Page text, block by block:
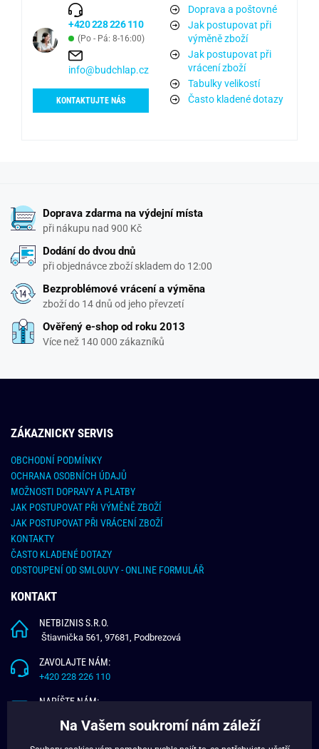
+420 228 226 110
(Po - Pá: 8-16:00)
info@budchlap.cz
KONTAKTUJTE NÁS
Doprava a poštovné
Jak postupovat při
výměně zboží
Jak postupovat při
vrácení zboží
Tabulky velikostí
Často kladené dotazy
Doprava zdarma na výdejní místa
při nákupu nad 900 Kč
Dodání do dvou dnů
při objednávce zboží skladem do 12:00
Bezproblémové vrácení a výměna
zboží do 14 dnů od jeho převzetí
Ověřený e-shop od roku 2013
Více než 140 000 zákazníků
ZÁKAZNICKY SERVIS
OBCHODNÍ PODMÍNKY
OCHRANA OSOBNÍCH ÚDAJŮ
MOŽNOSTI DOPRAVY A PLATBY
JAK POSTUPOVAT PŘI VÝMĚNĚ ZBOŽÍ
JAK POSTUPOVAT PŘI VRÁCENÍ ZBOŽÍ
KONTAKTY
ČASTO KLADENÉ DOTAZY
ODSTOUPENÍ OD SMLOUVY - ONLINE FORMULÁŘ
KONTAKT
NETBIZNIS S.R.O.
Štiavnička 561, 97681, Podbrezová
ZAVOLAJTE NÁM:
+420 228 226 110
NAPÍŠTE NÁM:
Na Vašem soukromí nám záleží